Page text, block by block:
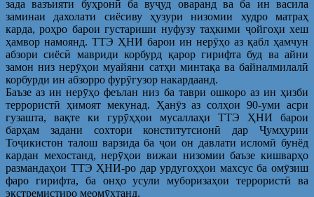
зада вазъияти буҳронӣ ба вуҷуд оваранд ва ба ин васила
заминаи дахолати сиёсиву ҳузури низомии худро матраҳ
карда, роҳро барои густариши нуфузу таҳкими ҷойгоҳи хеш
ҳамвор намоянд. ТТЭ ҲНИ барои ин нерӯҳо аз қабл ҳамчун
абзори сиёсӣ мавриди корбурд қарор гирифта буд ва айни
замон низ нерӯҳои муайяни сатҳи минтақа ва байналмилалӣ
корбурди ин абзорро фурӯгузор накардаанд.
Баъзе аз ин нерӯҳо феълан низ ба таври ошкоро аз ин ҳизби
террористӣ ҳимоят мекунад. Ҳанӯз аз солҳои 90-уми асри
гузашта, вақте ки гурӯҳҳои мусаллаҳи ТТЭ ҲНИ барои
барҳам задани сохтори конститутсионӣ дар Ҷумҳурии
Тоҷикистон талош варзида ба ҷои он давлати исломӣ бунёд
кардан мехостанд, нерӯҳои вижаи низомии баъзе кишварҳо
размандаҳои ТТЭ ҲНИ-ро дар урдугоҳҳои махсус ба омӯзиш
фаро гирифта, ба онҳо усули муборизаҳои террористӣ ва
экстремистиро меомӯхтанд.